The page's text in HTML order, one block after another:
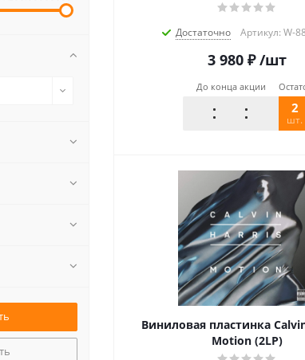
Достаточно Артикул: W-
3 980₽ /шт
До конца акции
2
шт.
Виниловая пластинка
Motion (2LP)